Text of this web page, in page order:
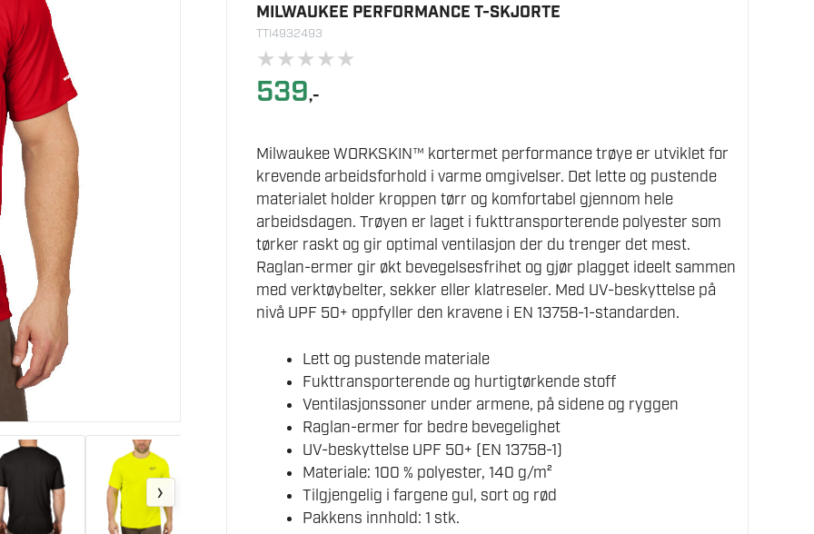
›
MILWAUKEE PERFORMANCE T-SKJORTE
TTI4932493
★★★★★
539,-
Milwaukee WORKSKIN™ kortermet performance trøye er utviklet for
krevende arbeidsforhold i varme omgivelser. Det lette og pustende
materialet holder kroppen tørr og komfortabel gjennom hele
arbeidsdagen. Trøyen er laget i fukttransporterende polyester som
tørker raskt og gir optimal ventilasjon der du trenger det mest.
Raglan-ermer gir økt bevegelsesfrihet og gjør plagget ideelt sammen
med verktøybelter, sekker eller klatreseler. Med UV-beskyttelse på
nivå UPF 50+ oppfyller den kravene i EN 13758-1-standarden.
Lett og pustende materiale
Fukttransporterende og hurtigtørkende stoff
Ventilasjonssoner under armene, på sidene og ryggen
Raglan-ermer for bedre bevegelighet
UV-beskyttelse UPF 50+ (EN 13758-1)
Materiale: 100 % polyester, 140 g/m²
Tilgjengelig i fargene gul, sort og rød
Pakkens innhold: 1 stk.